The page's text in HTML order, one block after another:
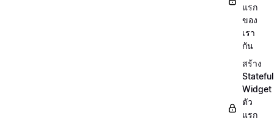
แรก
ของ
เรา
กัน
สร้าง
Stateful
Widget
ตัว
แรก